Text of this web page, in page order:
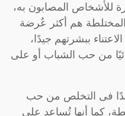
للأشخاص المصابون به،
هم أكثر عُرضة
ببشرتهم جيدًا،
من حب الشباب أو على
جدًا فى التخلص من حب
كما أنها تُساعد على